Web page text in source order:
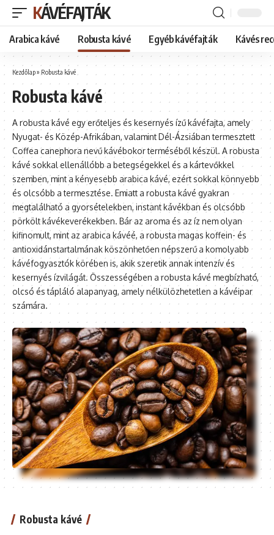
KÁVÉFAJTÁK
Arabica kávé Robusta kávé Egyéb kávéfajták Kávés
Kezdőlap» Robusta kávé
Robusta kávé
A robusta kávé egy erőteljes és kesernyés ízű kávéfajta, amely
Nyugat- és Közép-Afrikában, valamint Dél-Ázsiában termesztett
Coffea canephora nevű kávébokor terméséből készül. A robusta
kávé sokkal ellenállóbb a betegségekkel és a kártevőkkel
szemben, mint a kényesebb arabica kávé, ezért sokkal könnyebb
és olcsóbb a termesztése. Emiatt a robusta kávé gyakran
megtalálható a gyorsételekben, instant kávékban és olcsóbb
pörkölt kávékeverékekben. Bár az aroma és az íz nem olyan
kifinomult, mint az arabica kávéé, a robusta magas koffein- és
antioxidánstartalmának köszönhetően népszerű a komolyabb
kávéfogyasztók körében is, akik szeretik annak intenzív és
kesernyés ízvilágát. Összességében a robusta kávé megbízható,
olcsó és tápláló alapanyag, amely nélkülözhetetlen a kávéipar
számára.
Robusta kávé